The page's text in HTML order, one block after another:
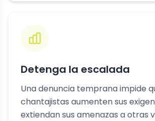
Detenga la escalada
Una denuncia temprana impide
chantajistas aumenten sus
extiendan sus amenazas a otras